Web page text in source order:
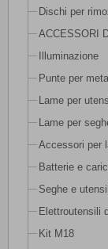
Dischi per
ACCESSORI
Illuminazione
Punte per
Lame per
Lame per
Accessori per
Batterie e
Seghe e
Elettroutensili
Kit M18